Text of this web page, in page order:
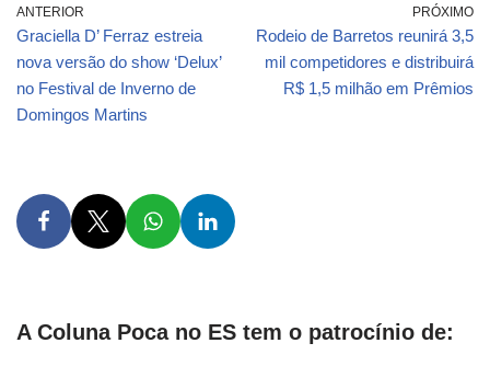
ANTERIOR
Graciella D’ Ferraz estreia
nova versão do show ‘Delux’
no Festival de Inverno de
Domingos Martins
PRÓXIMO
Rodeio de Barretos reunirá 3,5
mil competidores e distribuirá
R$ 1,5 milhão em Prêmios
A Coluna Poca no ES tem o patrocínio de: